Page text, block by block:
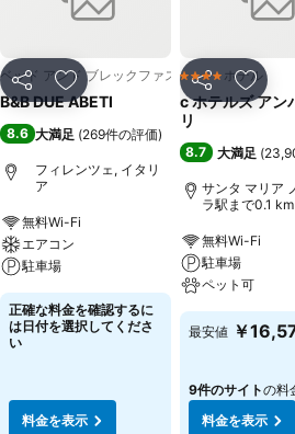
シェア お気に入りに追加
ベッド アンド ブレックファスト
B&B DUE ABETI
8.6 大満足 (269件の評価)
フィレンツェ, イタリ
ア
無料Wi-Fi
エアコン
駐車場
正確な料金を確認するに
は日付を選択してくださ
い
料金を表示
シェア お気
4 ホテルのランク
ホテル
c ホテルズ アン
リ
8.7 大満足 (
サンタ マリア
ラ駅まで0.1 km
無料Wi-Fi
駐車場
ペット可
最安値 ￥
9件のサイトの料
料金を表示